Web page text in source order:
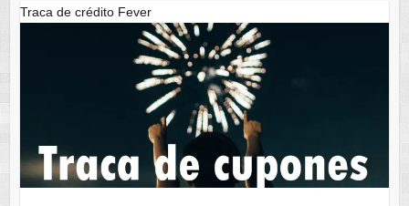
Traca de crédito Fever